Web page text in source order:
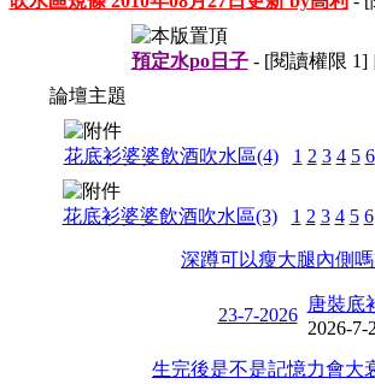
預定水po日子- [閱讀權限 1]
論壇主題
花底衫婆婆飲酒吹水區(4) 1 2 3 4 5 6
花底衫婆婆飲酒吹水區(3) 1 2 3 4 5 6
深蹲可以瘦大腿內側嗎
23-7-2026
唐裝底
2026-7-
生完後是不是記憶力會大